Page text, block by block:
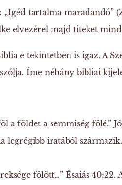
„Igéd tartalma maradandó”
elvezérel majd titeket
e tekintetben is igaz. A
Íme néhány bibliai
a földet a semmiség fölé.”
legrégibb iratából származik.
fölött…”Ésaiás 40:22.